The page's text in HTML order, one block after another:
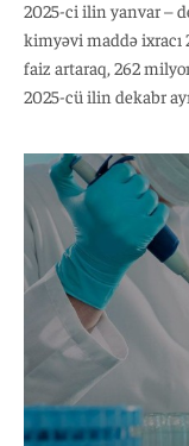
2025-ci ilin yanvar –
kimyəvi maddə
faiz artaraq, 262
2025-cü ilin dekabr
128 min 90 dollara
dekabr aylarında
dövrü ilə müqayisədə
min dollara bərabər